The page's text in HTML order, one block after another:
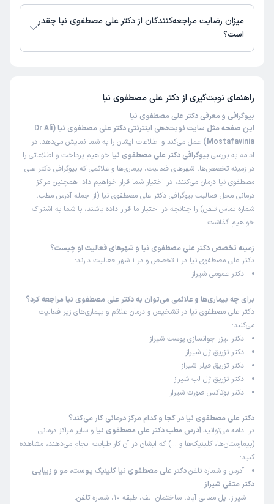
دکتر علی مصطفوی نیا از روز یکشنبه 18 مرداد 1405 بیمار جدید می‌پذیرند.
میزان رضایت مراجعه‌کنندگان از دکتر علی مصطفوی نیا چقدر
است؟
راهنمای نوبت‌گیری از دکتر علی مصطفوی نیا
بیوگرافی و معرفی دکتر علی مصطفوی نیا
این صفحه مثل سایت نوبت‌دهی اینترنتی دکتر علی مصطفوی نیا (Dr Ali
Mostafavinia)
عمل می‌کند و اطلاعات ایشان را به شما نمایش می‌دهد. در
ادامه به بررسی بیوگرافی دکتر علی مصطفوی نیا خواهیم پرداخت و اطلاعاتی را
در زمینه تخصص‌ها، شهرهای فعالیت، بیماری‌ها و علائمی که بیوگرافی دکتر علی
مصطفوی نیا درمان می‌کنند، در اختیار شما قرار خواهیم داد. همچنین مراکز
درمانی محل فعالیت بیوگرافی دکتر علی مصطفوی نیا (از جمله آدرس مطب،
شماره تماس تلفن) را چنانچه در اختیار ما قرار داده باشند، با شما به اشتراک
خواهیم گذاشت.
زمینه تخصص دکتر علی مصطفوی نیا و شهرهای فعالیت او چیست؟
دکتر علی مصطفوی نیا در 1 تخصص و در 1 شهر فعالیت دارند:
دکتر عمومی شیراز
برای چه بیماری‌ها و علائمی می‌توان به دکتر علی مصطفوی نیا مراجعه کرد؟
دکتر علی مصطفوی نیا در تشخیص و درمان علائم و بیماری‌های زیر فعالیت
می‌کنند:
دکتر لیزر جوانسازی پوست شیراز
دکتر تزریق ژل شیراز
دکتر تزریق فیلر شیراز
دکتر تزریق ژل لب شیراز
دکتر بوتاکس صورت شیراز
دکتر علی مصطفوی نیا در کجا و کدام مرکز درمانی کار می‌کند؟
در ادامه می‌توانید آدرس مطب دکتر علی مصطفوی نیا و سایر مراکز درمانی
(بیمارستان‌ها، کلینیک‌ها و …) که ایشان در آن کار طبابت انجام می‌دهند، مشاهده
کنید:
آدرس و شماره تلفندکتر علی مصطفوی نیا کلینیک پوست، مو و زیبایی
دکتر متقی شیراز
شیراز، پل معالی آباد، ساختمان الف، طبقه 10، شماره تلفن: